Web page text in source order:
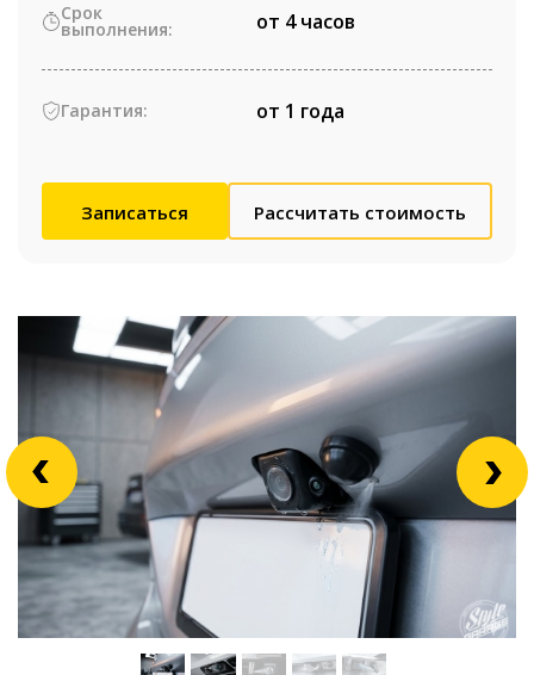
Срок
выполнения: от 4 часов
Гарантия: от 1 года
Записаться Рассчитать стоимость